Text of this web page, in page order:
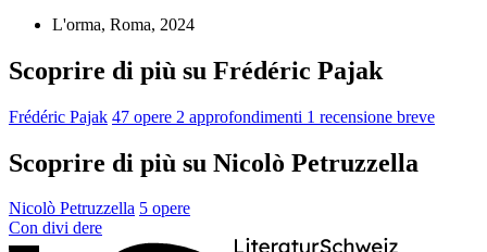
L'orma, Roma, 2024
Scoprire di più su Frédéric Pajak
Frédéric Pajak 47 opere 2 approfondimenti 1 recensione breve
Scoprire di più su Nicolò Petruzzella
Nicolò Petruzzella 5 opere
Con divi dere